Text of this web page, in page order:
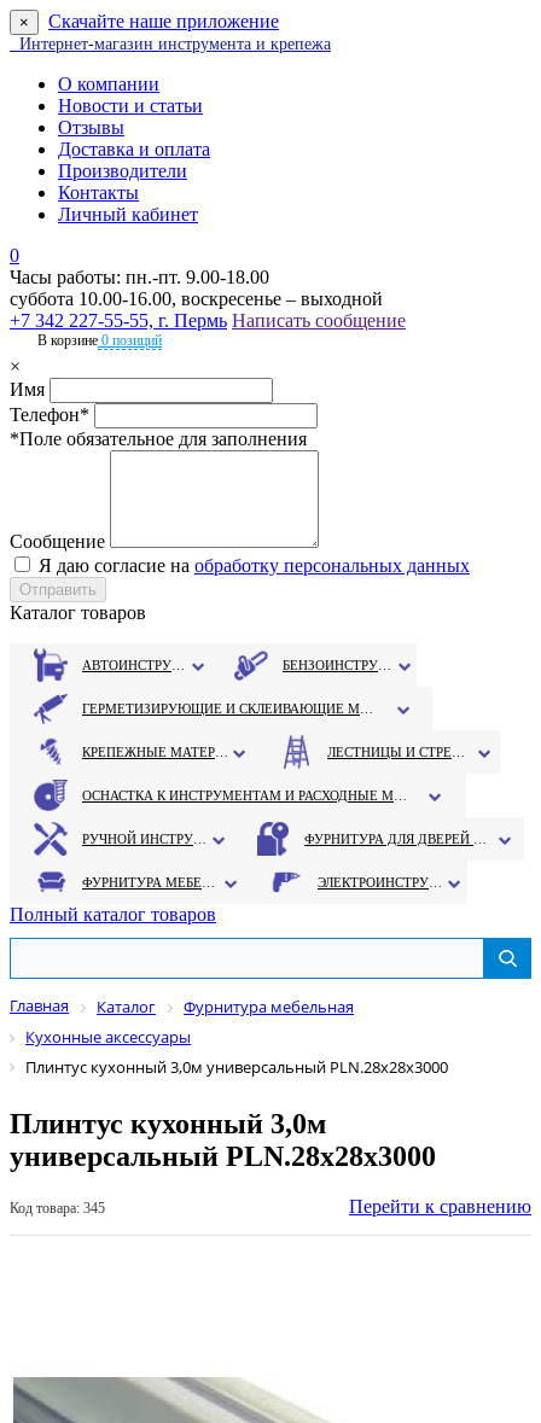
× Скачайте наше приложение
Интернет-магазин инструмента и крепежа
О компании
Новости и статьи
Отзывы
Доставка и оплата
Производители
Контакты
Личный кабинет
0
Часы работы: пн.-пт. 9.00-18.00
суббота 10.00-16.00, воскресенье – выходной
+7 342 227-55-55, г. Пермь Написать сообщение
В корзине 0 позиций
×
Имя
Телефон*
*Поле обязательное для заполнения
Сообщение
Я даю согласие на обработку персональных данных
Каталог товаров
Полный каталог товаров
Главная Каталог
Фурнитура мебельная
Кухонные аксессуары
Плинтус кухонный 3,0м универсальный PLN.28x28x3000
Плинтус кухонный 3,0м
универсальный PLN.28x28x3000
Код товара: 345 Перейти к сравнению